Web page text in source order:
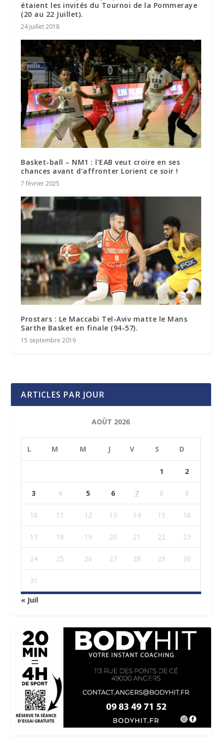
étaient les invités du Tournoi de la Pommeraye
(20 au 22 Juillet).
24 juillet 2018
Basket-ball – NM1 : l’EAB veut croire en ses
chances avant d’affronter Lorient ce soir !
7 février 2025
Prostars : Le Maccabi Tel-Aviv matte le Mans
Sarthe Basket en finale (94-57).
15 septembre 2019
ARTICLES PAR JOUR
AOÛT 2026
L M M J V S D
1 2
3 4 5 6 7 8 9
10 11 12 13 14 15 16
17 18 19 20 21 22 23
24 25 26 27 28 29 30
31
« Juil